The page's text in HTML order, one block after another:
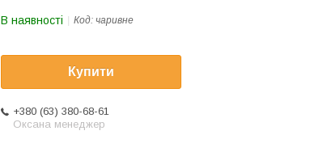
В наявності Код: чаривне
Купити
+380 (63) 380-68-61
Оксана менеджер